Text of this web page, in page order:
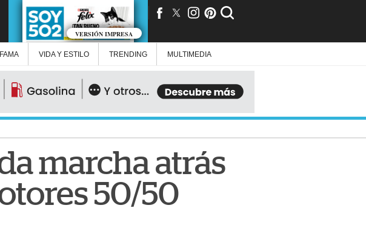
VERSIÓN IMPRESA
FAMA VIDA Y ESTILO TRENDING MULTIMEDIA
marcha atrás
50/50